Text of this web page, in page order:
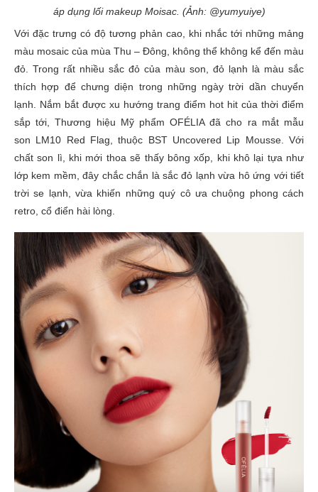
áp dụng lối makeup Moisac. (Ảnh: @yumyuiye)
Với đặc trưng có độ tương phản cao, khi nhắc tới những mảng
màu mosaic của mùa Thu – Đông, không thể không kể đến màu
đỏ. Trong rất nhiều sắc đỏ của màu son, đỏ lạnh là màu sắc
thích hợp để chưng diện trong những ngày trời dần chuyển
lạnh. Nắm bắt được xu hướng trang điểm hot hit của thời điểm
sắp tới, Thương hiệu Mỹ phẩm OFÉLIA đã cho ra mắt mẫu
son LM10 Red Flag, thuộc BST Uncovered Lip Mousse. Với
chất son lì, khi mới thoa sẽ thấy bông xốp, khi khô lại tựa như
lớp kem mềm, đây chắc chắn là sắc đỏ lạnh vừa hô ứng với tiết
trời se lạnh, vừa khiến những quý cô ưa chuộng phong cách
retro, cổ điển hài lòng.